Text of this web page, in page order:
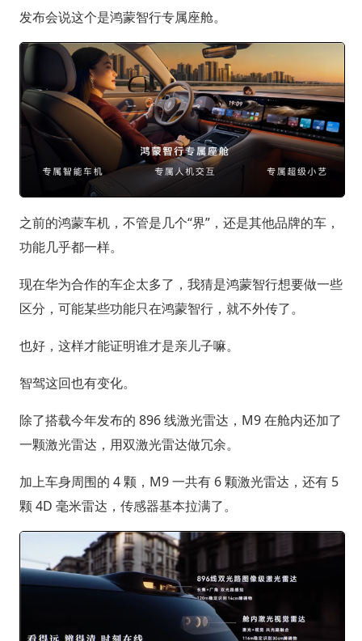
发布会说这个是鸿蒙智行专属座舱。
之前的鸿蒙车机，不管是几个“界”，还是其他品牌的车，
功能几乎都一样。
现在华为合作的车企太多了，我猜是鸿蒙智行想要做一些
区分，可能某些功能只在鸿蒙智行，就不外传了。
也好，这样才能证明谁才是亲儿子嘛。
智驾这回也有变化。
除了搭载今年发布的 896 线激光雷达，M9 在舱内还加了
一颗激光雷达，用双激光雷达做冗余。
加上车身周围的 4 颗，M9 一共有 6 颗激光雷达，还有 5
颗 4D 毫米雷达，传感器基本拉满了。